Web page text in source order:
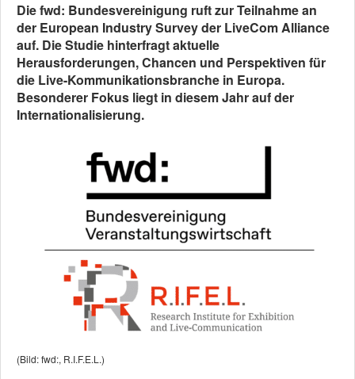
Die fwd: Bundesvereinigung ruft zur Teilnahme an
der European Industry Survey der LiveCom Alliance
auf. Die Studie hinterfragt aktuelle
Herausforderungen, Chancen und Perspektiven für
die Live-Kommunikationsbranche in Europa.
Besonderer Fokus liegt in diesem Jahr auf der
Internationalisierung.
(Bild: fwd:, R.I.F.E.L.)